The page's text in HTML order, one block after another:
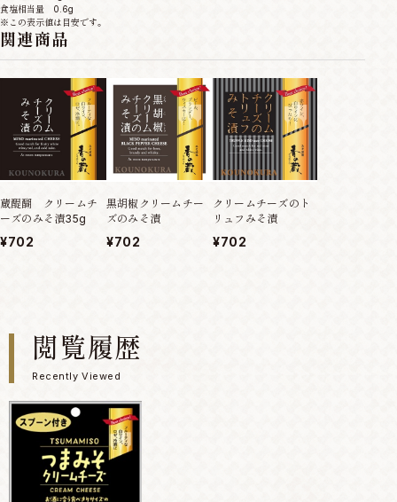
食塩相当量 0.6g
※この表示値は目安です。
関連商品
蔵醍醐 クリームチ
ーズのみそ漬35g
¥702
黒胡椒クリームチー
ズのみそ漬
¥702
クリームチーズのト
リュフみそ漬
¥702
閲覧履歴
Recently Viewed